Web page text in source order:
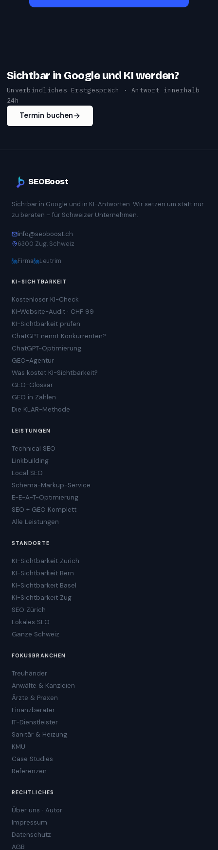
Sichtbar in Google und KI werden?
Unverbindliches Erstgespräch · Antwort innerhalb
24h
Termin buchen
SEOBoost
Sichtbar in Google und in KI-Antworten. Wir setzen um statt nur
zu beraten – für Schweizer Unternehmen.
info@seoboost.ch
6300 Zug, Schweiz
Firma Leutrim
KI-SICHTBARKEIT
Kostenloser KI-Check
KI-Website-Audit · CHF 99
KI-Sichtbarkeit prüfen
ChatGPT nennt Konkurrenten?
ChatGPT-Optimierung
GEO-Agentur
Was kostet KI-Sichtbarkeit?
GEO-Glossar
GEO in Zahlen
Die KLAR-Methode
LEISTUNGEN
Technical SEO
Linkbuilding
Local SEO
Schema-Markup-Service
E-E-A-T-Optimierung
SEO + GEO Komplett
Alle Leistungen
STANDORTE
KI-Sichtbarkeit Zürich
KI-Sichtbarkeit Bern
KI-Sichtbarkeit Basel
KI-Sichtbarkeit Zug
SEO Zürich
Lokales SEO
Ganze Schweiz
FOKUSBRANCHEN
Treuhänder
Anwälte & Kanzleien
Ärzte & Praxen
Finanzberater
IT-Dienstleister
Sanitär & Heizung
KMU
Case Studies
Referenzen
RECHTLICHES
Über uns · Autor
Impressum
Datenschutz
AGB